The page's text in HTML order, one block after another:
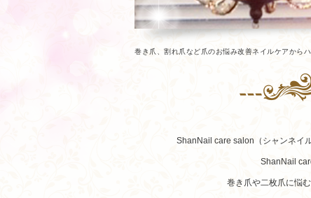
巻き爪、割れ爪など爪のお悩み改善ネイルケアから
ShanNail care salon（シャンネイ
ShanNail
巻き爪や二枚爪に悩